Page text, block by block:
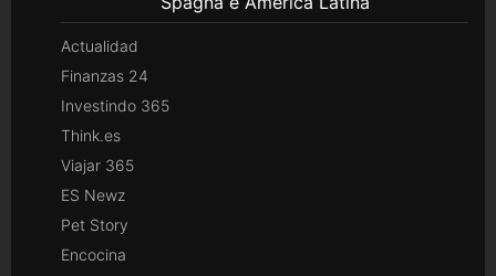
Actualidad
Finanzas 24
Investindo 365
Think.es
Viajar 365
ES Newz
Pet Story
Encocina